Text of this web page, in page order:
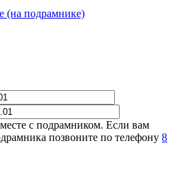
с подрамником. Если вам
позвоните по телефону 8